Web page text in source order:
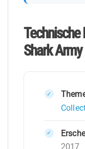
Technische
Shark
2017